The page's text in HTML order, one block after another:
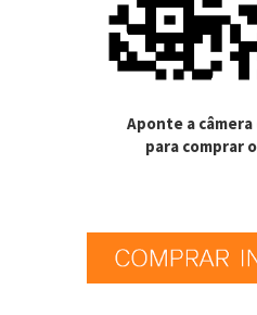
Aponte a
para comprar